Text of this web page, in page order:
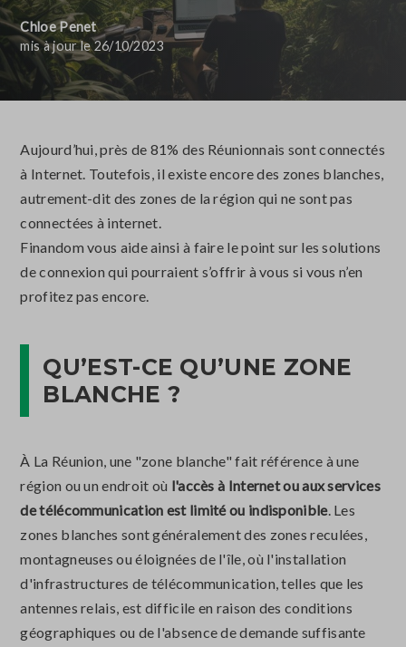
Chloe Penet
mis à jour le 26/10/2023
Aujourd’hui, près de 81% des Réunionnais sont connectés
à Internet. Toutefois, il existe encore des zones blanches,
autrement-dit des zones de la région qui ne sont pas
connectées à internet.
Finandom vous aide ainsi à faire le point sur les solutions
de connexion qui pourraient s’offrir à vous si vous n’en
profitez pas encore.
QU’EST-CE QU’UNE ZONE
BLANCHE ?
À La Réunion, une "zone blanche" fait référence à une
région ou un endroit où l'accès à Internet ou aux services
de télécommunication est limité ou indisponible. Les
zones blanches sont généralement des zones reculées,
montagneuses ou éloignées de l'île, où l'installation
d'infrastructures de télécommunication, telles que les
antennes relais, est difficile en raison des conditions
géographiques ou de l'absence de demande suffisante